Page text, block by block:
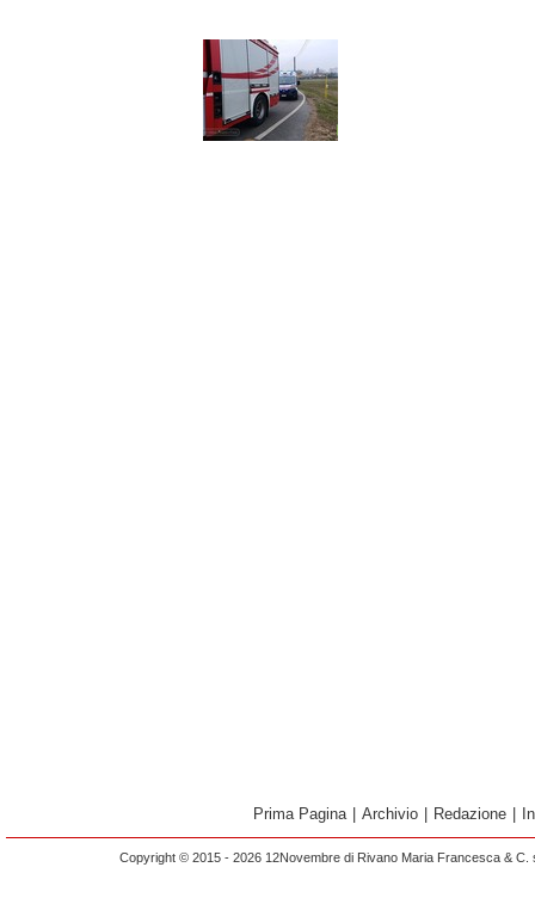
Prima Pagina Archivio Redazione
Copyright © 2015 - 2026 12Novembre di Rivano Maria Francesca &